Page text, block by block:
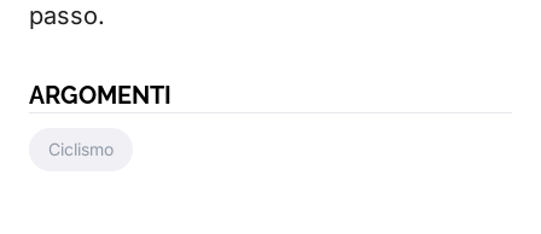
passo.
ARGOMENTI
Ciclismo